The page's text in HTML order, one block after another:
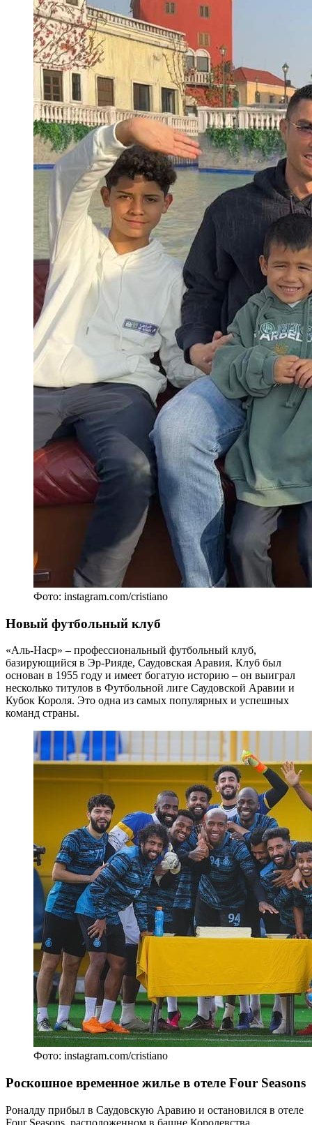
Фото: instagram.com/cristiano
Новый футбольный клуб
«Аль-Наср» – профессиональный футбольный клуб,
базирующийся в Эр-Рияде, Саудовская Аравия. Клуб был
основан в 1955 году и имеет богатую историю – он выиграл
несколько титулов в Футбольной лиге Саудовской Аравии и
Кубок Короля. Это одна из самых популярных и успешных
команд страны.
Фото: instagram.com/cristiano
Роскошное временное жилье в отеле Four Seasons
Роналду прибыл в Саудовскую Аравию и остановился в отеле
Four Seasons, расположенном в башне Королевства.